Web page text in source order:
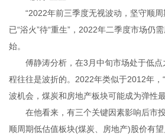
“2022年前三季度无视波动，坚守顺周
已“浴火”待“重生”，2022年二季度市场
始。
傅静涛分析，在3月中旬市场处于低点
程往往是波折的。2022年类似于2012年，
波机会，煤炭和房地产板块可能成为弹性最
在他看来，有三个关键因素影响后市投
顺周期低估值板块(煤炭、房地产)股价有望